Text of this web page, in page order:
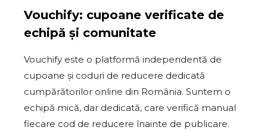
Vouchify: cupoane verificate de
echipă și comunitate
Vouchify este o platformă independentă de
cupoane și coduri de reducere dedicată
cumpărătorilor online din România. Suntem o
echipă mică, dar dedicată, care verifică manual
fiecare cod de reducere înainte de publicare.